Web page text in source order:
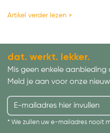
Artikel verder lezen »
dat. werkt. lekker.
Mis geen enkele aanbieding
Meld je aan voor onze
* We zullen uw e-mailadres nooit